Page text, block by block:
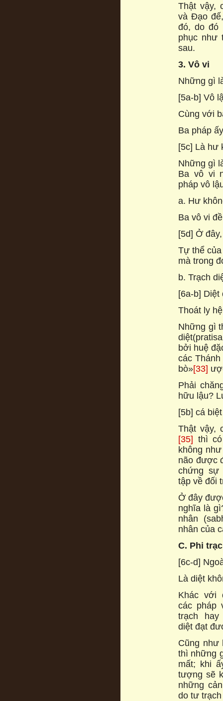
Thật vậy,
và Đạo
đó, do đó
phục như
sau.
3. Vô vi
Những gì
[5a-b] Vô
Cùng với
Ba pháp
[5c] Là hư
Những gì
Ba vô vi
pháp vô
a. Hư
Ba vô vi
[5d] Ở
Tự thể
mà trong
b. Trạch
[6a-b]
Thoát ly
Những gì
bởi huệ
các
bò»[33]
Phải
hữu lậu?
[5b] cá
Thật vậy,
[35] thì
không
não được
chứng
tập về đối
Ở đây
nghĩa là
nhân
nhân của
C. Phi
[6c-d]
Là diệt
Khác với
các pháp
trạch
diệt đạt
Cũng như
thì những
mất; khi
tượng sẽ
những
do tư